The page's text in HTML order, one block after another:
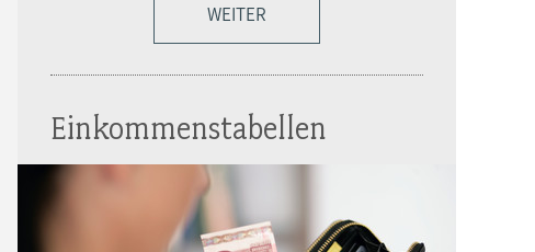
WEITER
Einkommenstabellen